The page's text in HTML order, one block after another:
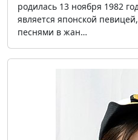
родилась 13 ноября 1982
является японской
песнями в жан…